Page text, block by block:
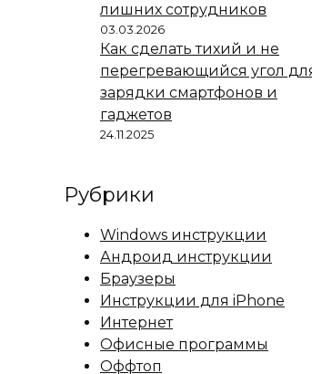
лишних сотрудников
03.03.2026
Как сделать тихий и не
перегревающийся угол
зарядки смартфонов и
гаджетов
24.11.2025
Рубрики
Windows инструкции
Андроид инструкции
Браузеры
Инструкции для iPhone
Интернет
Офисные программы
Оффтоп